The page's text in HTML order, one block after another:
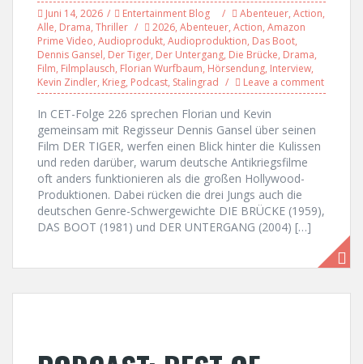
Juni 14, 2026 Entertainment Blog Abenteuer, Action,
Alle, Drama, Thriller 2026, Abenteuer, Action, Amazon
Prime Video, Audioprodukt, Audioproduktion, Das Boot,
Dennis Gansel, Der Tiger, Der Untergang, Die Brücke, Drama,
Film, Filmplausch, Florian Wurfbaum, Hörsendung, Interview,
Kevin Zindler, Krieg, Podcast, Stalingrad Leave a comment
In CET-Folge 226 sprechen Florian und Kevin
gemeinsam mit Regisseur Dennis Gansel über seinen
Film DER TIGER, werfen einen Blick hinter die Kulissen
und reden darüber, warum deutsche Antikriegsfilme
oft anders funktionieren als die großen Hollywood-
Produktionen. Dabei rücken die drei Jungs auch die
deutschen Genre-Schwergewichte DIE BRÜCKE (1959),
DAS BOOT (1981) und DER UNTERGANG (2004) […]